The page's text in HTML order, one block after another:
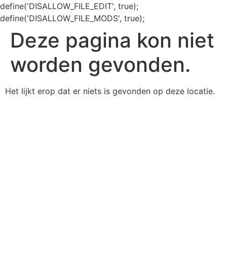
define('DISALLOW_FILE_EDIT', true);
define('DISALLOW_FILE_MODS', true);
Deze pagina kon niet
worden gevonden.
Het lijkt erop dat er niets is gevonden op deze locatie.